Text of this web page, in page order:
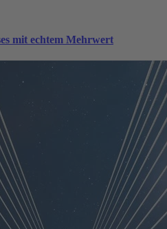
mit echtem Mehrwert